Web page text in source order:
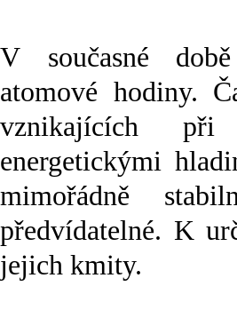
V současné
atomové hodiny.
vznikajících při
energetickými
mimořádně
předvídatelné. K
jejich kmity.